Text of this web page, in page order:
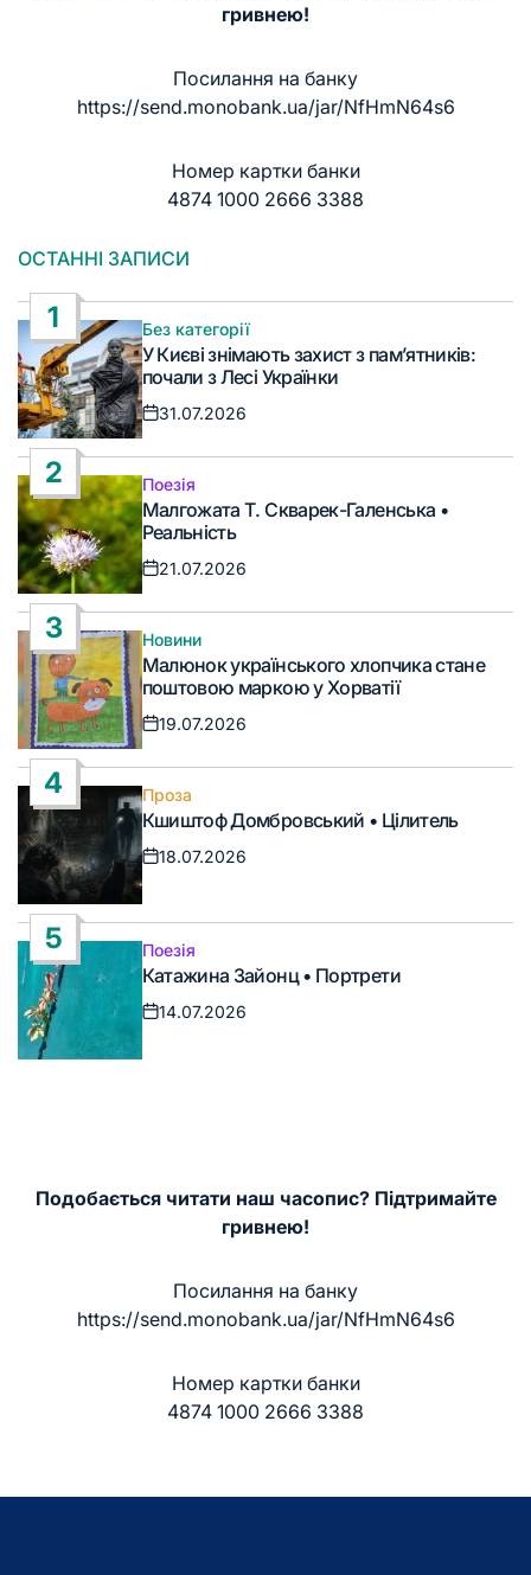
гривнею!
Посилання на банку
https://send.monobank.ua/jar/NfHmN64s6
Номер картки банки
4874 1000 2666 3388
ОСТАННІ ЗАПИСИ
1
Опублікувати
у
Без категорії
У Києві знімають захист з пам’ятників:
почали з Лесі Українки
Дата
31.07.2026
2
Опублікувати
у
Поезія
Малгожата Т. Скварек-Галенська •
Реальність
Дата
21.07.2026
3
Опублікувати
у
Новини
Малюнок українського хлопчика стане
поштовою маркою у Хорватії
Дата
19.07.2026
4
Опублікувати
у
Проза
Кшиштоф Домбровський • Цілитель
Дата
запису
18.07.2026
5
Опублікувати
у
Поезія
Катажина Зайонц • Портрети
Дата
14.07.2026
Подобається читати наш часопис? Підтримайте
гривнею!
Посилання на банку
https://send.monobank.ua/jar/NfHmN64s6
Номер картки банки
4874 1000 2666 3388